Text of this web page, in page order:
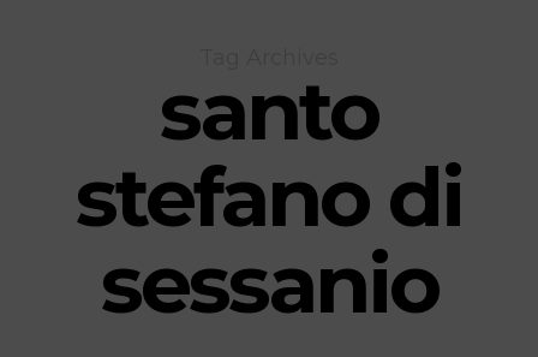
santo
stefano di
sessanio